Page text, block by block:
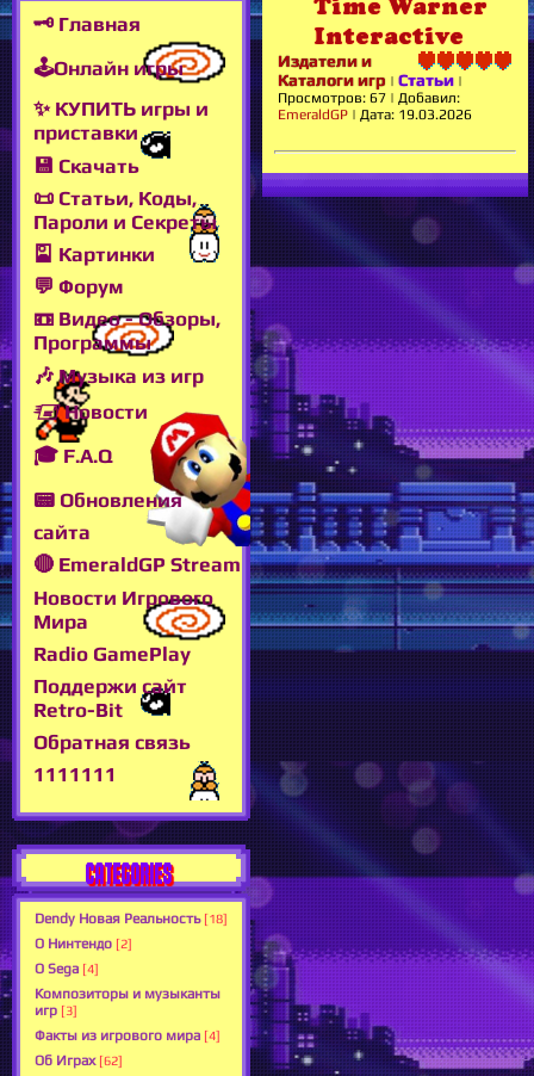
🗝 Главная
🕹Онлайн игры
✨ КУПИТЬ игры и
приставки
💾 Скачать
📜 Статьи, Коды,
Пароли и Секреты
🎴 Картинки
💬 Форум
📼 Видео - Обзоры,
Программы
🎶 Музыка из игр
🖅 Новости
🎓 F.A.Q
📟 Обновления
сайта
🔴 EmeraldGP Stream
Новости Игрового
Мира
Radio GamePlay
Поддержи сайт
Retro-Bit
Обратная связь
1111111
CATEGORIES
Dendy Новая Реальность [18]
О Нинтендо [2]
О Sega [4]
Композиторы и музыканты
игр [3]
Факты из игрового мира [4]
Об Играх [62]
Time Warner
Interactive
Издатели и
Каталоги игр | Статьи |
Просмотров: 67 | Добавил:
EmeraldGP | Дата: 19.03.2026